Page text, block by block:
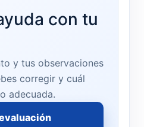
con tu
y tus observaciones
corregir y cuál
adecuada.